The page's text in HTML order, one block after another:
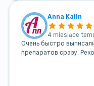
Anna Kalin
4 miesiące
Очень быстро
препаратов сразу.